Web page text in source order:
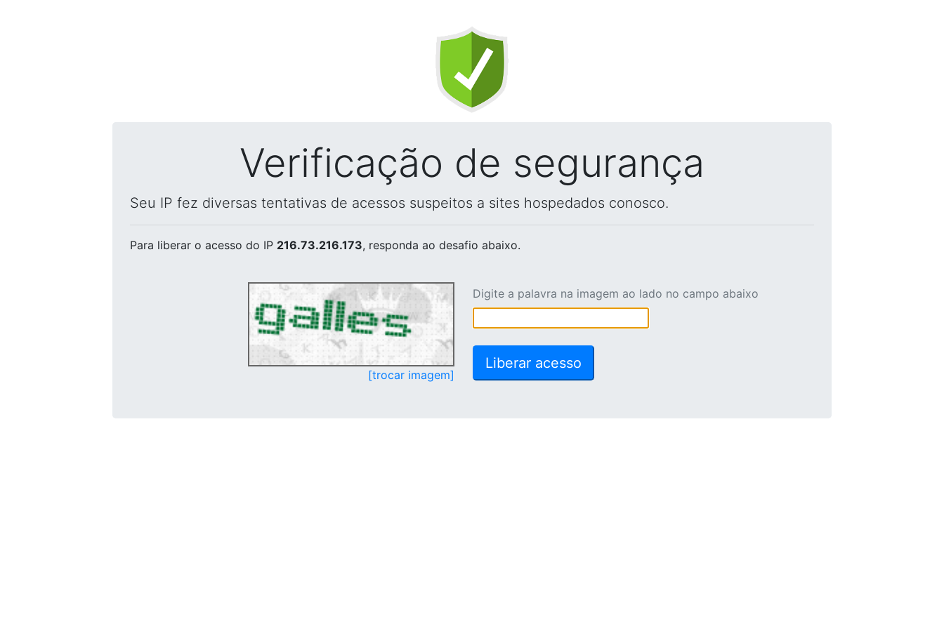
Verificação de segurança
Seu IP fez diversas tentativas de acessos suspeitos a sites hospedados conosco.
Para liberar o acesso do IP 216.73.216.173, responda ao desafio abaixo.
[trocar imagem]
Digite a palavra na imagem ao lado no campo abaixo